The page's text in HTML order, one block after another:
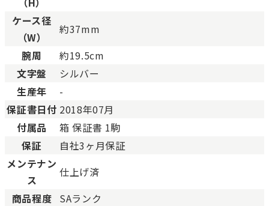
ケース径
（W）
約37mm
腕周
約19.5cm
文字盤
シルバー
生産年
-
保証書日付 2018年07月
付属品
箱 保証書 1駒
保証
自社3ヶ月保証
メンテナン
ス
仕上げ済
商品程度 SAランク